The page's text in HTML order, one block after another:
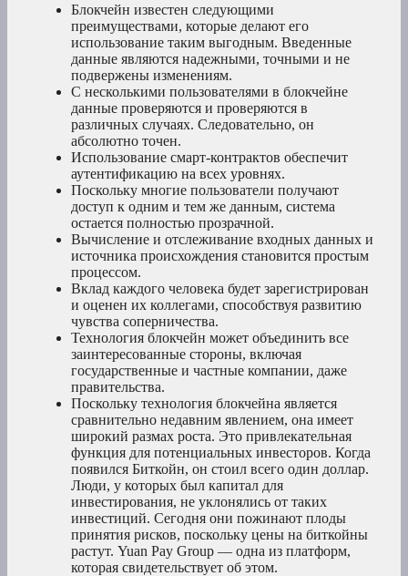
Блокчейн известен следующими
преимуществами, которые делают его
использование таким выгодным. Введенные
данные являются надежными, точными и не
подвержены изменениям.
С несколькими пользователями в блокчейне
данные проверяются и проверяются в
различных случаях. Следовательно, он
абсолютно точен.
Использование смарт-контрактов обеспечит
аутентификацию на всех уровнях.
Поскольку многие пользователи получают
доступ к одним и тем же данным, система
остается полностью прозрачной.
Вычисление и отслеживание входных данных и
источника происхождения становится простым
процессом.
Вклад каждого человека будет зарегистрирован
и оценен их коллегами, способствуя развитию
чувства соперничества.
Технология блокчейн может объединить все
заинтересованные стороны, включая
государственные и частные компании, даже
правительства.
Поскольку технология блокчейна является
сравнительно недавним явлением, она имеет
широкий размах роста. Это привлекательная
функция для потенциальных инвесторов. Когда
появился Биткойн, он стоил всего один доллар.
Люди, у которых был капитал для
инвестирования, не уклонялись от таких
инвестиций. Сегодня они пожинают плоды
принятия рисков, поскольку цены на биткойны
растут. Yuan Pay Group — одна из платформ,
которая свидетельствует об этом.